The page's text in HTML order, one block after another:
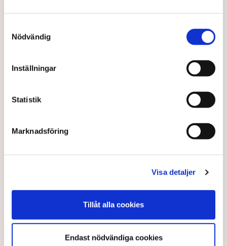
Nödvändig
Inställningar
Statistik
Marknadsföring
Visa detaljer
Tillåt alla cookies
Endast nödvändiga cookies
Fortfarande är det färre resenärer som tar färjan
färsk statistik.
Ett år med krisen: Företagen
går på knäna – ”Värsta på 122